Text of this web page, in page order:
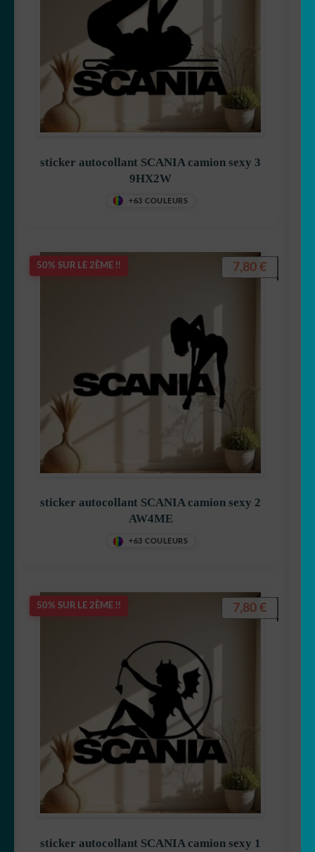
sticker autocollant SCANIA camion sexy 3
9HX2W
+63 COULEURS
50% SUR LE 2ÈME !!
sticker autocollant SCANIA camion sexy 2
AW4ME
+63 COULEURS
7,80 €
50% SUR LE 2ÈME !!
sticker autocollant SCANIA camion sexy 1
7,80 €